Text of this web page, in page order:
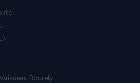
Bourely